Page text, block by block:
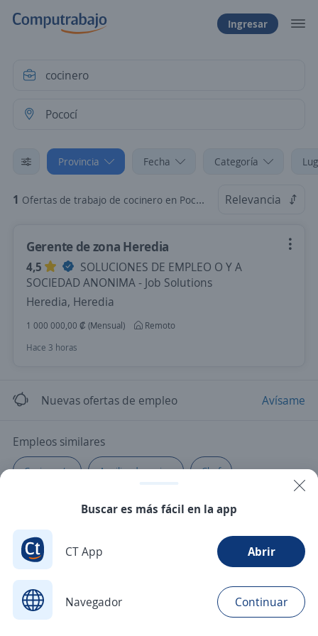
Ingresar
Provincia Fecha Categoría
1 Ofertas de trabajo de cocinero en Pococí, Limón Relevancia
Gerente de zona Heredia
4,5
SOLUCIONES DE EMPLEO O Y A
SOCIEDAD ANONIMA - Job Solutions
Heredia, Heredia
1 000 000,00 ₡ (Mensual)
Remoto
Hace 3 horas
Nuevas ofertas de empleo Avísame
Empleos similares
Cocinero/a Auxiliar de cocina Chef
Buscar es más fácil en la app
CT App Abrir
Navegador Continuar